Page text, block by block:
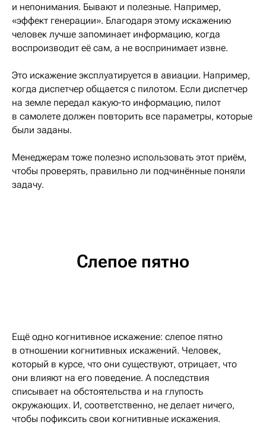
и непонимания. Бывают и полезные. Например,
«эффект генерации». Благодаря этому искажению
человек лучше запоминает информацию, когда
воспроизводит её сам, а не воспринимает извне.
Это искажение эксплуатируется в авиации. Например,
когда диспетчер общается с пилотом. Если диспетчер
на земле передал какую-то информацию, пилот
в самолете должен повторить все параметры, которые
были заданы.
Менеджерам тоже полезно использовать этот приём,
чтобы проверять, правильно ли подчинённые поняли
задачу.
Слепое пятно
Ещё одно когнитивное искажение: слепое пятно
в отношении когнитивных искажений. Человек,
который в курсе, что они существуют, отрицает, что
они влияют на его поведение. А последствия
списывает на обстоятельства и на глупость
окружающих. И, соответственно, не делает ничего,
чтобы пофиксить свои когнитивные искажения.